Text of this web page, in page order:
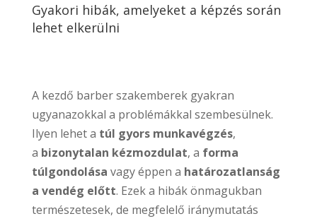
Gyakori hibák, amelyeket a képzés során
lehet elkerülni
A kezdő barber szakemberek gyakran
ugyanazokkal a problémákkal szembesülnek.
Ilyen lehet a túl gyors munkavégzés,
a bizonytalan kézmozdulat, a forma
túlgondolása vagy éppen a határozatlanság
a vendég előtt. Ezek a hibák önmagukban
természetesek, de megfelelő iránymutatás